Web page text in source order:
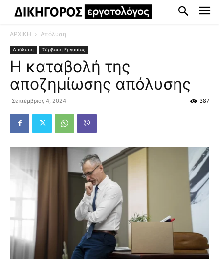
ΑΡΧΙΚΗ Απόλυση
Απόλυση Σύμβαση Εργασίας
Η καταβολή της
αποζημίωσης απόλυσης
Σεπτέμβριος 4, 2024 387